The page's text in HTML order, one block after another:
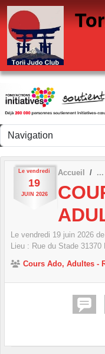
Le vendredi
19
JUIN 2026
Accueil
Le vendredi 19 juin 2026
Lieu : Rue du Stade 31370
Cours Ado, Adultes -
Panneau de gestion des